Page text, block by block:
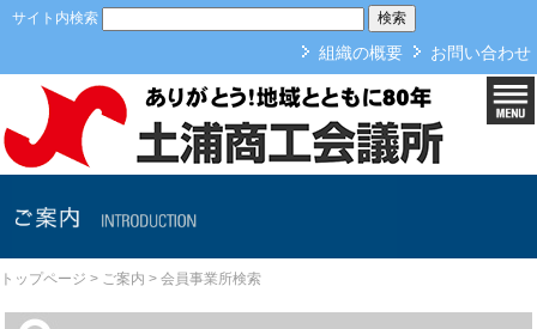
本文へ
サイト内検索
組織の概要 お問い合わせ
ご案内
トップページ > ご案内 > 会員事業所検索